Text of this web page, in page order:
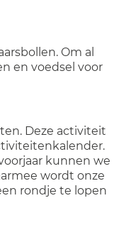
Om al
en voedsel voor
Deze activiteit
kunnen we
wordt onze
rondje te lopen